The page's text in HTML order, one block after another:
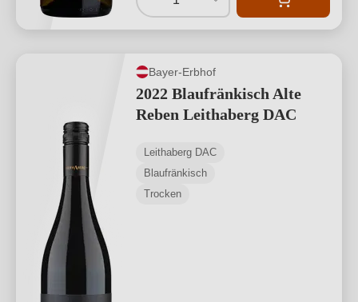
Bayer-Erbhof
2022 Blaufränkisch Alte
Reben Leithaberg DAC
Leithaberg DAC
Blaufränkisch
Trocken